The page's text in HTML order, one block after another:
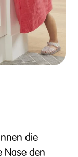
die
Nase den